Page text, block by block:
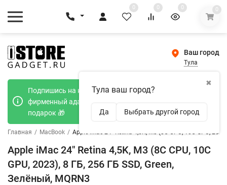
0 0 0 0
Ваш город
Тула
✖
Тула ваш город?
Да Выбрать другой город
Подпишись на наш телеграмм канал и получи
фирменный адаптер Type-C 20W при покупке в
подарок 🎁
Главная / MacBook / Apple iMac 24" Retina 4,5K, M3 (8C CPU, 10C GPU,
Apple iMac 24" Retina 4,5K, M3 (8C CPU, 10C
GPU, 2023), 8 ГБ, 256 ГБ SSD, Green,
Зелёный, MQRN3